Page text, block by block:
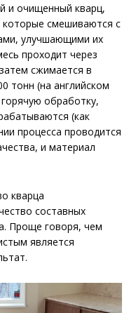
и очищенный кварц,
которые смешиваются с
улучшающими их
проходит через
сжимается в
тонн (на английском
обработку,
(как
процесса проводится
и материал
кварца
составных
Проще говоря, чем
является